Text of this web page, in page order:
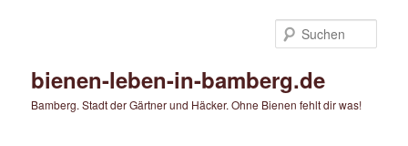
bienen-leben-in-bamberg.de
Bamberg. Stadt der Gärtner und Häcker. Ohne Bienen fehlt dir was!